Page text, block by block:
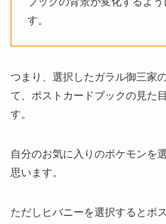
す。
つまり、選択したガラル御三家
て、ポストカードブックの見た
す。
自分のお気に入りのポケモンを
思います。
ただしヒバニーを選択するとポ